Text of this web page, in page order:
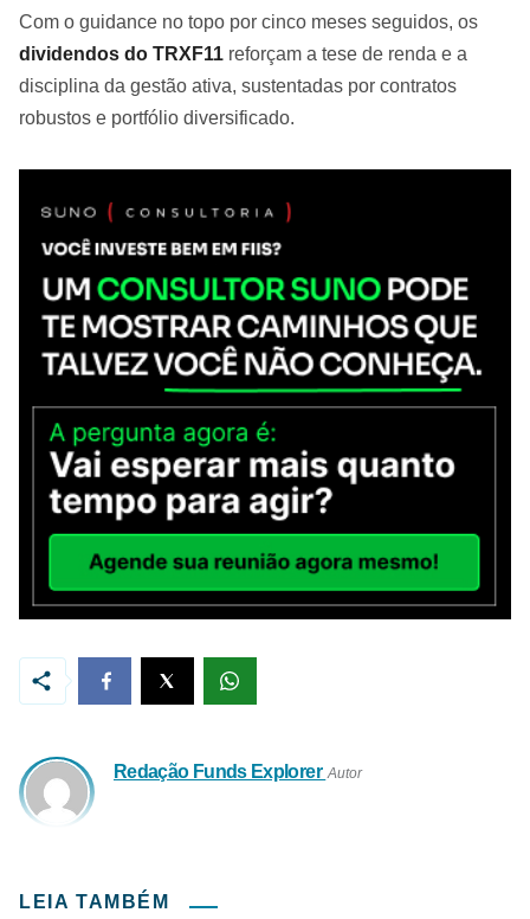
Com o guidance no topo por cinco meses seguidos, os
dividendos do TRXF11 reforçam a tese de renda e a
disciplina da gestão ativa, sustentadas por contratos
robustos e portfólio diversificado.
Redação Funds Explorer Autor
LEIA TAMBÉM